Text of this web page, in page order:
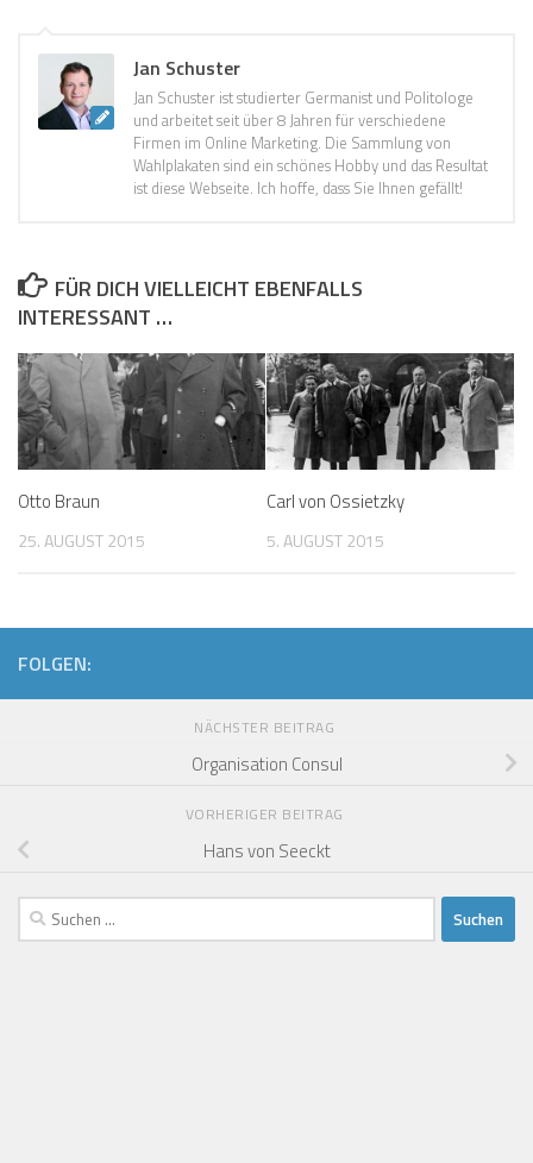
Jan Schuster
Jan Schuster ist studierter Germanist und Politologe
und arbeitet seit über 8 Jahren für verschiedene
Firmen im Online Marketing. Die Sammlung von
Wahlplakaten sind ein schönes Hobby und das Resultat
ist diese Webseite. Ich hoffe, dass Sie Ihnen gefällt!
FÜR DICH VIELLEICHT EBENFALLS
INTERESSANT …
Otto Braun
25. AUGUST 2015
Carl von Ossietzky
5. AUGUST 2015
FOLGEN:
NÄCHSTER BEITRAG
Organisation Consul
VORHERIGER BEITRAG
Hans von Seeckt
Suchen
nach: